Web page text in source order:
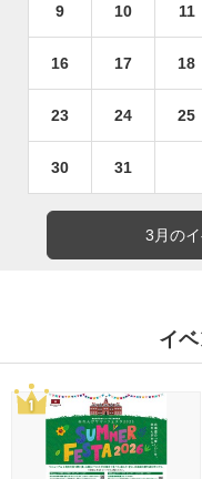
9 10 11
16 17 18
23 24 25
30 31
3月の
イ